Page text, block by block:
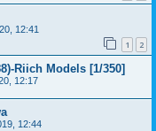
12:41
1 2
Riich Models [1/350]
12:17
12:44